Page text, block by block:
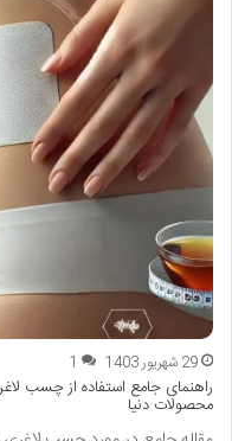
29 شهریور 1403 1
راهنمای جامع استفاده از چسب
محصولات دنیا